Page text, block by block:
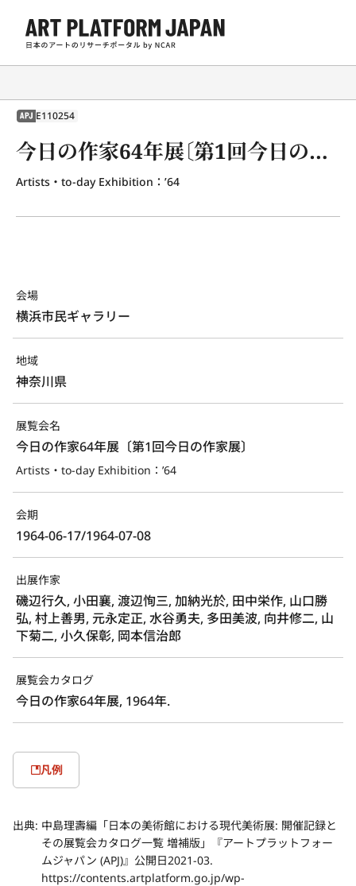
APJ E110254
今日の作家64年展〔第1回今日の作家展〕
Artists・to-day Exhibition：’64
会場
横浜市民ギャラリー
地域
神奈川県
展覧会名
今日の作家64年展〔第1回今日の作家展〕
Artists・to-day Exhibition：’64
会期
1964-06-17/1964-07-08
出展作家
磯辺行久, 小田襄, 渡辺恂三, 加納光於, 田中栄作, 山口勝
弘, 村上善男, 元永定正, 水谷勇夫, 多田美波, 向井修二, 山
下菊二, 小久保彰, 岡本信治郎
展覧会カタログ
今日の作家64年展, 1964年.
凡例
出典: 中島理壽編「日本の美術館における現代美術展: 開催記録と
その展覧会カタログ一覧 増補版」『アートプラットフォー
ムジャパン (APJ)』公開日2021-03.
https://contents.artplatform.go.jp/wp-